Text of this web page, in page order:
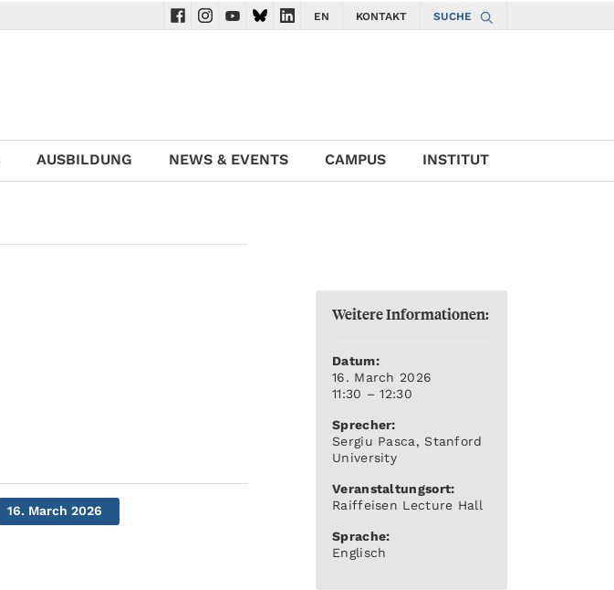
Navigate to ISTA Facebook account
Navigate to ISTA Instagram account
Navigate to ISTA YouTube account
Navigate to ISTA Bluesky account
Navigate to ISTA LinkedIn account
EN KONTAKT SUCHE
AUSBILDUNG NEWS & EVENTS CAMPUS INSTITUT
16. March 2026
Weitere Informationen:
Datum:
16. March 2026
11:30 – 12:30
Sprecher:
Sergiu Pasca, Stanford
University
Veranstaltungsort:
Raiffeisen Lecture Hall
Sprache:
Englisch